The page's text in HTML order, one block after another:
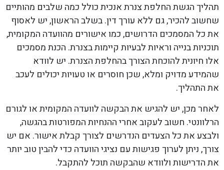
תהליך הגשת החלפת צנרת אנכית כולל כמה שלבים מהותיים
שחשוב להכיר, גם ללא עורך דין. בשלב הראשון, יש לאסוף
את כל המסמכים הדרושים, כמו אישורים מהוועדה המקומית,
תוכניות בנייה וראיות לבעיות קיימות בצנרת. הכנת מסמכים
אלו חיונית להוכחת הצורך בהחלפת הצנרת. יש לוודא
שהמידע מדויק ומלא, שכן חוסרים או טעויות יכולים לעכב
את התהליך.
לאחר מכן, יש להגיש את הבקשה לוועדה המקומית או לגורם
הרלוונטי. חשוב לעקוב אחרי ההנחיות המפורטות בהגשה,
ולבצע את כל הצעדים הנדרשים לצורך קבלת אישור. אם יש
צורך, ניתן לערוך פגישות עם נציגי הוועדה כדי להבין טוב יותר
את הדרישות ולוודא שהבקשה תוכל להתקבל.